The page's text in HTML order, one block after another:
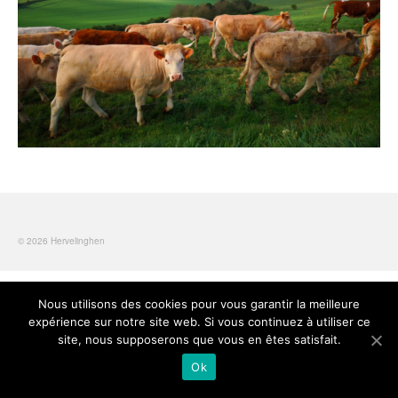
Infos pratiques
Enfance / jeunesse
Ecole
Santé
Transports en commun
Bibliothèque
CCAS
© 2026 Hervelinghen
Nous utilisons des cookies pour vous garantir la meilleure
expérience sur notre site web. Si vous continuez à utiliser ce
site, nous supposerons que vous en êtes satisfait.
Ok